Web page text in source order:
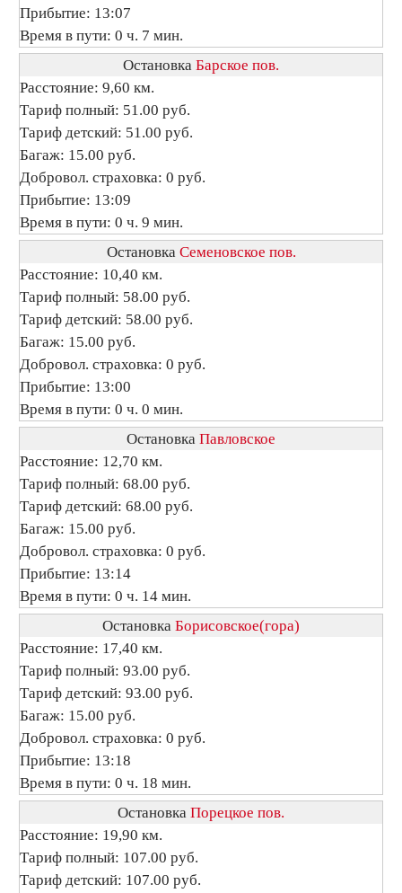
Прибытие: 13:07
Время в пути: 0 ч. 7 мин.
Остановка Барское пов.
Расстояние: 9,60 км.
Тариф полный: 51.00 руб.
Тариф детский: 51.00 руб.
Багаж: 15.00 руб.
Добровол. страховка: 0 руб.
Прибытие: 13:09
Время в пути: 0 ч. 9 мин.
Остановка Семеновское пов.
Расстояние: 10,40 км.
Тариф полный: 58.00 руб.
Тариф детский: 58.00 руб.
Багаж: 15.00 руб.
Добровол. страховка: 0 руб.
Прибытие: 13:00
Время в пути: 0 ч. 0 мин.
Остановка Павловское
Расстояние: 12,70 км.
Тариф полный: 68.00 руб.
Тариф детский: 68.00 руб.
Багаж: 15.00 руб.
Добровол. страховка: 0 руб.
Прибытие: 13:14
Время в пути: 0 ч. 14 мин.
Остановка Борисовское(гора)
Расстояние: 17,40 км.
Тариф полный: 93.00 руб.
Тариф детский: 93.00 руб.
Багаж: 15.00 руб.
Добровол. страховка: 0 руб.
Прибытие: 13:18
Время в пути: 0 ч. 18 мин.
Остановка Порецкое пов.
Расстояние: 19,90 км.
Тариф полный: 107.00 руб.
Тариф детский: 107.00 руб.